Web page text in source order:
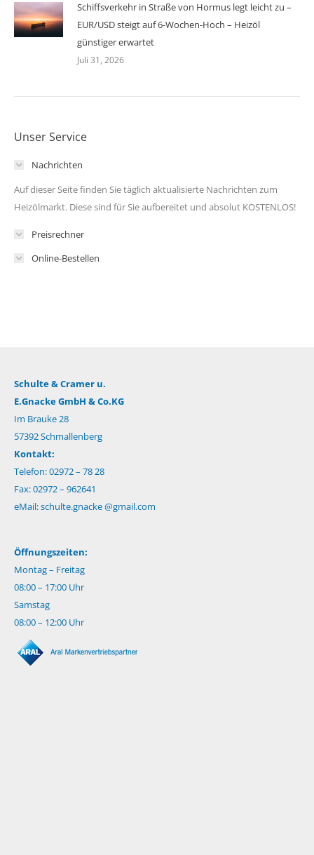
Schiffsverkehr in Straße von Hormus legt leicht zu –
EUR/USD steigt auf 6-Wochen-Hoch – Heizöl
günstiger erwartet
Juli 31, 2026
Unser Service
Nachrichten
Auf dieser Seite finden Sie täglich aktualisierte Nachrichten zum
Heizölmarkt. Diese sind für Sie aufbereitet und absolut KOSTENLOS!
Preisrechner
Online-Bestellen
Schulte & Cramer u.
E.Gnacke GmbH & Co.KG
Im Brauke 28
57392 Schmallenberg
Kontakt:
Telefon: 02972 – 78 28
Fax: 02972 – 962641
eMail:schulte.gnacke @gmail.com
Öffnungszeiten:
Montag – Freitag
08:00 – 17:00 Uhr
Samstag
08:00 – 12:00 Uhr